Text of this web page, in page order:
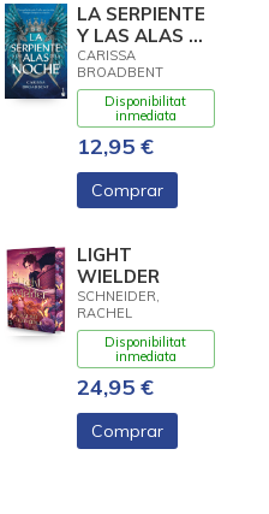
LA SERPIENTE
Y LAS ALAS DE
LA NOCHE
CARISSA
BROADBENT
Disponibilitat
inmediata
12,95 €
Comprar
LIGHT
WIELDER
SCHNEIDER,
RACHEL
Disponibilitat
inmediata
24,95 €
Comprar